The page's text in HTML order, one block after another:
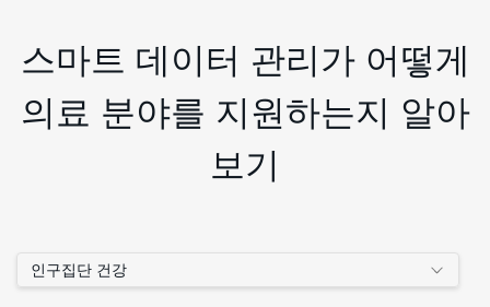
스마트 데이터 관리가 어떻게
의료 분야를 지원하는지 알아
보기
인구집단 건강